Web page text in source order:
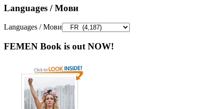
Languages / Мови
Languages / Мови
FEMEN Book is out NOW!